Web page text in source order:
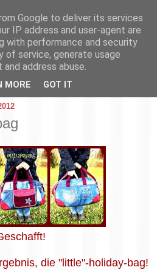
die "little"-holiday-bag!
Google to deliver its services
IP address and user-agent are
with performance and security
of service, generate usage
address abuse.
MORE GOT IT